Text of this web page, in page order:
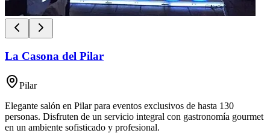
La Casona del Pilar
Pilar
Elegante salón en Pilar para eventos exclusivos de hasta 130
personas. Disfruten de un servicio integral con gastronomía gourmet
en un ambiente sofisticado y profesional.